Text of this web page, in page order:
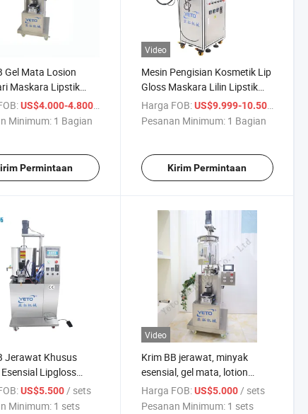
Gel Mata Losion
Maskara Lipstik
Kosmetik
US$4.000-4.800/ Bagian
Minimum: 1 Bagian
Permintaan
Video
Mesin Pengisian Kosmetik Lip
Gloss Maskara Lilin Lipstik
Semi Otomatis Yeto
Harga FOB: US$9.999-10.500
Pesanan Minimum: 1 Bagian
Kirim Permintaan
Jerawat Khusus
Lipgloss
Pengisian
Kecepatan
US$5.500/ sets
Minimum: 1 sets
Video
Krim BB jerawat, minyak
esensial, gel mata, lotion
matahari, maskara, lipgloss,
tabung kosmetik, pena alis,
Harga FOB: US$5.000/ sets
Pesanan Minimum: 1 sets